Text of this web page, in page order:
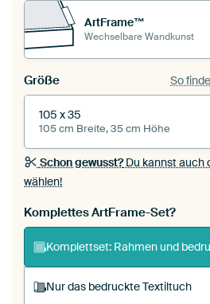
ArtFrame™
Wechselbare Wandkunst
Größe So
105 x 35
105 cm Breite, 35 cm Höhe
Schon gewusst?Du kannst auch
wählen!
Komplettes ArtFrame-Set?
Komplettset: Rahmen und
Nur das bedruckte Textiltuch